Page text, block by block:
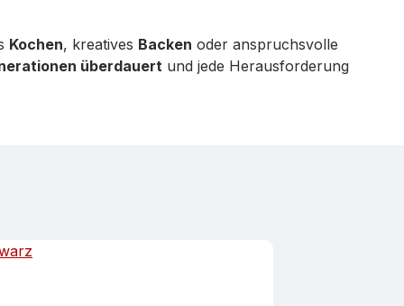
Kochen, kreatives Backen oder anspruchsvolle
überdauert und jede Herausforderung